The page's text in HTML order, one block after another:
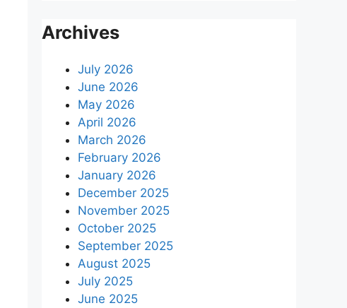
Archives
July 2026
June 2026
May 2026
April 2026
March 2026
February 2026
January 2026
December 2025
November 2025
October 2025
September 2025
August 2025
July 2025
June 2025